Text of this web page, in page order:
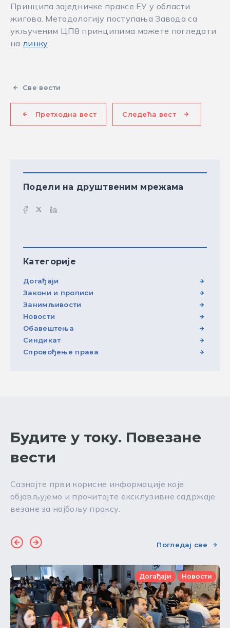
Принципа заједничке праксе ЕУ у области
жигова. Методологију поступања Завода са
укљученим ЦП8 принципима можете погледати
на линку
Све вести
Претходна вест Следећа вест
Подели на друштвеним мрежама
Категорије
Догађаји
Закони и прописи
Занимљивости
Новости
Обавештења
Синдикат
Спровођење права
Будите у току. Повезане
вести
Сазнајте први корисне информације које
објављујемо и прочитајте ексклузивне садржаје
везане за најбољу праксу.
Погледај све
Догађаји Новости